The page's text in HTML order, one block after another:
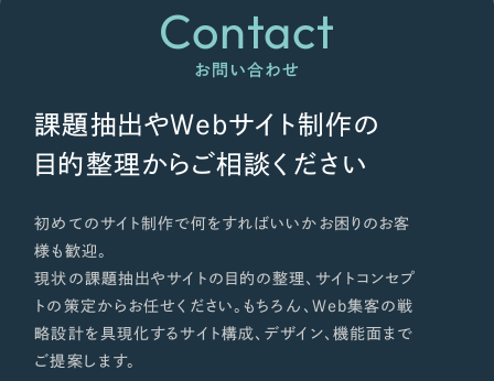
Contact
お問い合わせ
課題抽出やWebサイト制作の
目的整理からご相談ください
初めてのサイト制作で何をすればいいかお困りのお客
様も歓迎。
現状の課題抽出やサイトの目的の整理、サイトコンセプ
トの策定からお任せください。もちろん、Web集客の戦
略設計を具現化するサイト構成、デザイン、機能面まで
ご提案します。